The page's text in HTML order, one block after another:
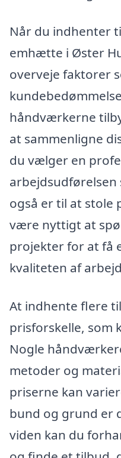
Når du indhenter
emhætte i Øster
overveje faktorer
håndværkerne
at sammenligne
du vælger en
arbejdsudførelsen
også er til at stole
være nyttigt at
projekter for at få
kvaliteten af
At indhente flere
prisforskelle, som
Nogle
metoder og
priserne kan
bund og grund er
viden kan du